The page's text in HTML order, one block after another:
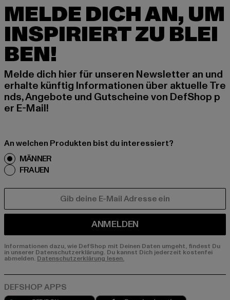
MELDE DICH AN, UM
INSPIRIERT ZU BLEI
BEN!
Melde dich hier für unseren Newsletter an und
erhalte künftig Informationen über aktuelle Tre
nds, Angebote und Gutscheine von DefShop p
er E-Mail!
An welchen Produkten bist du interessiert?
MÄNNER
FRAUEN
ANMELDEN
Informationen dazu, wie DefShop mit Deinen Daten umgeht, findest Du
in unserer Datenschutzerklärung. Du kannst Dich jederzeit kostenfei
abmelden. Datenschutzerklärung lesen.